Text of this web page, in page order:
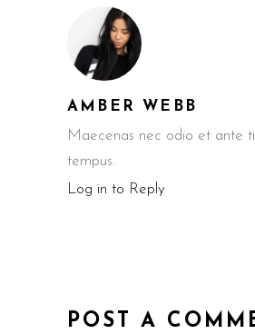
AMBER WEBB
Maecenas nec odio et ante
tempus.
Log in to Reply
POST A